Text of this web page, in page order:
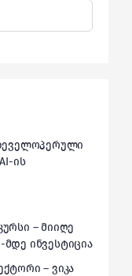
ის
– მიიღე
ინვესტიცია
– ვიკა